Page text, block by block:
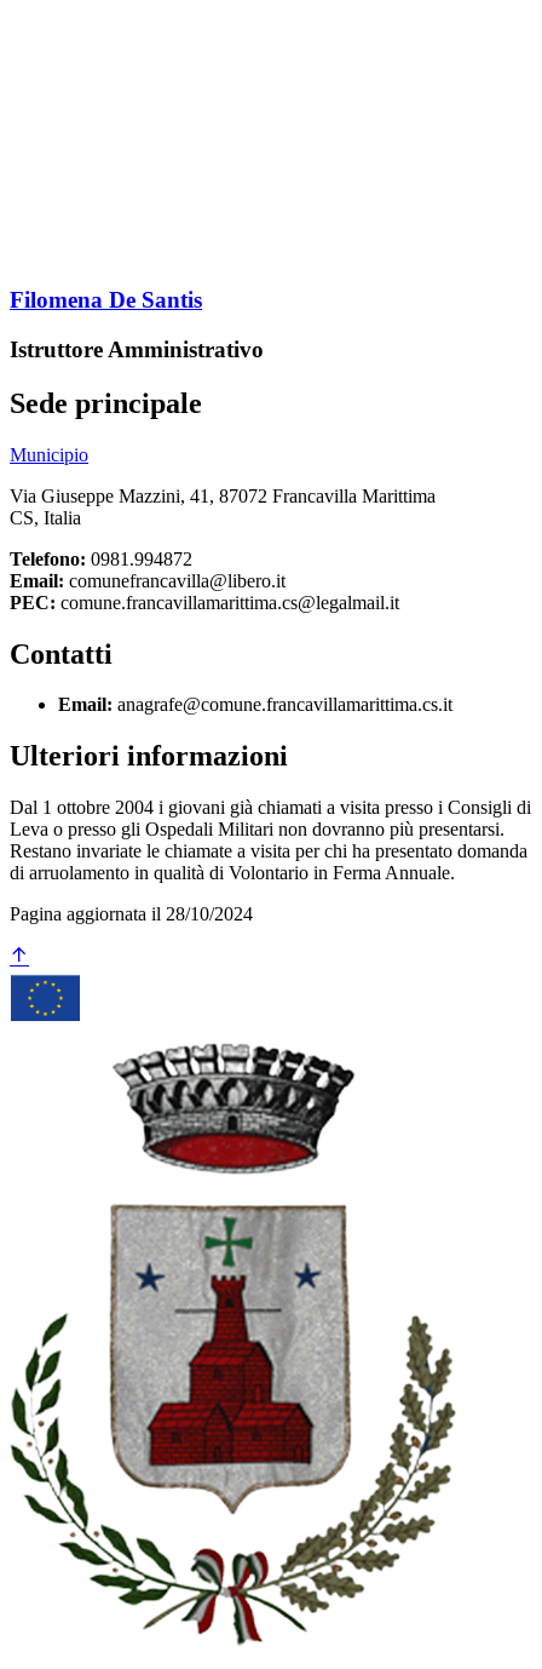
Filomena De Santis
Istruttore Amministrativo
Sede principale
Municipio
Via Giuseppe Mazzini, 41, 87072 Francavilla Marittima
CS, Italia
Telefono: 0981.994872
Email: comunefrancavilla@libero.it
PEC: comune.francavillamarittima.cs@legalmail.it
Contatti
Email: anagrafe@comune.francavillamarittima.cs.it
Ulteriori informazioni
Dal 1 ottobre 2004 i giovani già chiamati a visita presso i Consigli di
Leva o presso gli Ospedali Militari non dovranno più presentarsi.
Restano invariate le chiamate a visita per chi ha presentato domanda
di arruolamento in qualità di Volontario in Ferma Annuale.
Pagina aggiornata il 28/10/2024